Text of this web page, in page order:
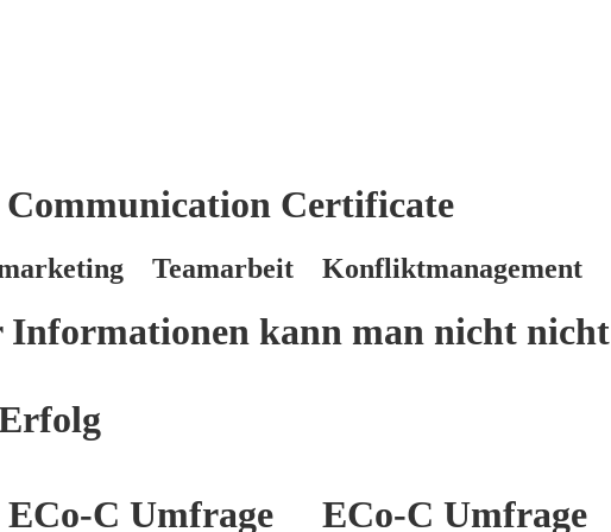
Certificate
Teamarbeit Konfliktmanagement
Informationen kann man nicht nicht
ECo-C Umfrage ECo-C Umfrage